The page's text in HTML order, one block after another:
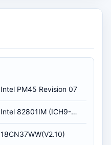
Intel PM45 Revision 07
Intel 82801IM (ICH9-M) Revision 07
18CN37WW(V2.10)